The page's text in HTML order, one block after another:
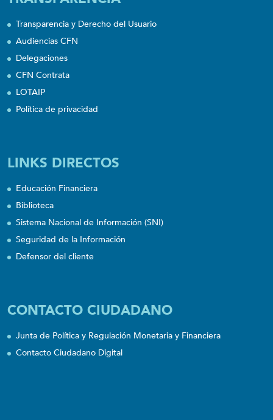
Transparencia y Derecho del Usuario
Audiencias CFN
Delegaciones
CFN Contrata
LOTAIP
Política de privacidad
LINKS DIRECTOS
Educación Financiera
Biblioteca
Sistema Nacional de Información (SNI)
Seguridad de la Información
Defensor del cliente
CONTACTO CIUDADANO
Junta de Política y Regulación Monetaria y Financiera
Contacto Ciudadano Digital